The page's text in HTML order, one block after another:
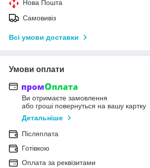
Нова Пошта
Самовивіз
Всі умови доставки
Умови оплати
Ви отримаєте замовлення
або гроші повернуться на вашу картку
Детальніше
Післяплата
Готівкою
Оплата за реквізитами